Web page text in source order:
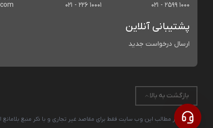
021 - 2599 1000
021 - 226 10001
پشتیبانی آنلاین
ارسال درخواست جدید
بازگشت به بالا
استفاده از مطالب این وب سایت فقط برای مقاصد غیر تجاری و با ذکر منبع